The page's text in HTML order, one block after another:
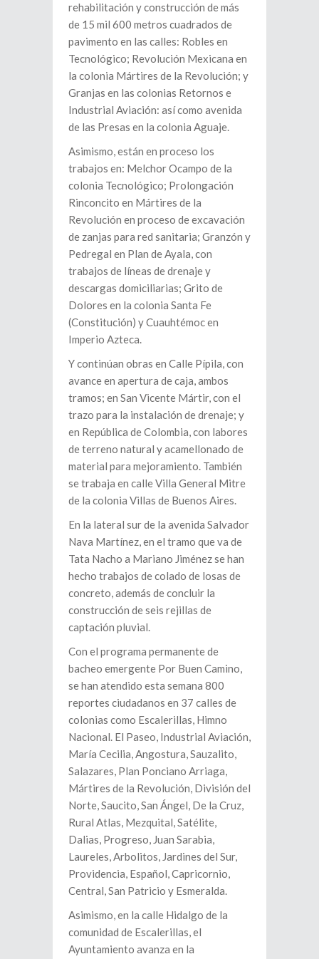
rehabilitación y construcción de más
de 15 mil 600 metros cuadrados de
pavimento en las calles: Robles en
Tecnológico; Revolución Mexicana en
la colonia Mártires de la Revolución; y
Granjas en las colonias Retornos e
Industrial Aviación: así como avenida
de las Presas en la colonia Aguaje.
Asimismo, están en proceso los
trabajos en: Melchor Ocampo de la
colonia Tecnológico; Prolongación
Rinconcito en Mártires de la
Revolución en proceso de excavación
de zanjas para red sanitaria; Granzón y
Pedregal en Plan de Ayala, con
trabajos de líneas de drenaje y
descargas domiciliarias; Grito de
Dolores en la colonia Santa Fe
(Constitución) y Cuauhtémoc en
Imperio Azteca.
Y continúan obras en Calle Pípila, con
avance en apertura de caja, ambos
tramos; en San Vicente Mártir, con el
trazo para la instalación de drenaje; y
en República de Colombia, con labores
de terreno natural y acamellonado de
material para mejoramiento. También
se trabaja en calle Villa General Mitre
de la colonia Villas de Buenos Aires.
En la lateral sur de la avenida Salvador
Nava Martínez, en el tramo que va de
Tata Nacho a Mariano Jiménez se han
hecho trabajos de colado de losas de
concreto, además de concluir la
construcción de seis rejillas de
captación pluvial.
Con el programa permanente de
bacheo emergente Por Buen Camino,
se han atendido esta semana 800
reportes ciudadanos en 37 calles de
colonias como Escalerillas, Himno
Nacional. El Paseo, Industrial Aviación,
María Cecilia, Angostura, Sauzalito,
Salazares, Plan Ponciano Arriaga,
Mártires de la Revolución, División del
Norte, Saucito, San Ángel, De la Cruz,
Rural Atlas, Mezquital, Satélite,
Dalias, Progreso, Juan Sarabia,
Laureles, Arbolitos, Jardines del Sur,
Providencia, Español, Capricornio,
Central, San Patricio y Esmeralda.
Asimismo, en la calle Hidalgo de la
comunidad de Escalerillas, el
Ayuntamiento avanza en la